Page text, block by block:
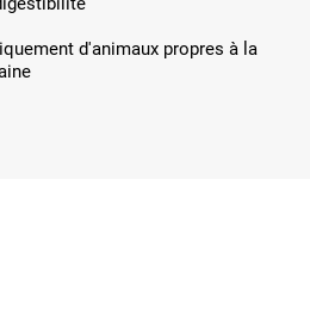
d'animaux propres à la